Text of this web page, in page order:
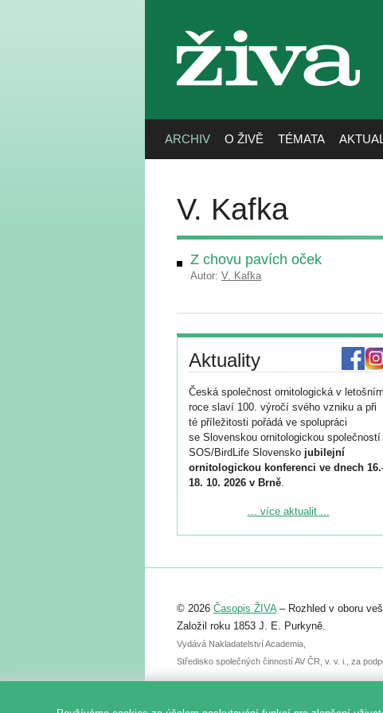
živa
ARCHIV O ŽIVĚ TÉMATA
V. Kafka
Z chovu pavích oček
Autor: V. Kafka
Aktuality
Česká společnost ornitologická v letošním
roce slaví 100. výročí svého vzniku a při
té příležitosti pořádá ve spolupráci
se Slovenskou ornitologickou společností
SOS/BirdLife Slovensko jubilejní
ornitologickou konferenci ve dnech
18. 10. 2026 v Brně.
Podrobnější informace ke konferenci
Registrovat se můžete do 6. září.
abstraktu přihlášené přednášky nebo
posteru je už 30. června.
... více aktualit ...
© 2026 Časopis ŽIVA– Rozhled v oboru
Založil roku 1853 J. E. Purkyně.
Vydává Nakladatelství Academia,
Středisko společných činností AV ČR, v. v. i., za